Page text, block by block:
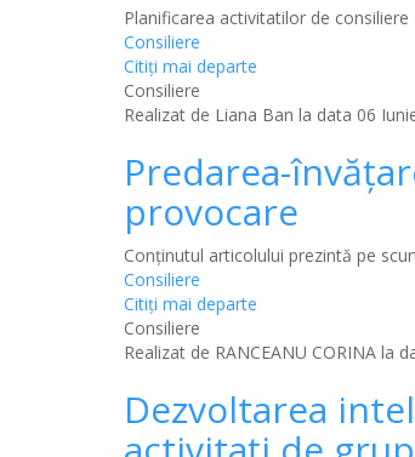
Planificarea activitatilor de
Consiliere
Citiţi mai departe
Consiliere
Realizat de Liana Ban la data 06
Predarea-
provocare
Conținutul articolului prezintă pe
Consiliere
Citiţi mai departe
Consiliere
Realizat de RANCEANU CORINA la
Dezvoltarea